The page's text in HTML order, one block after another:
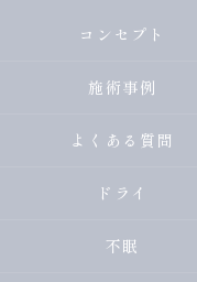
コンセプト
施術事例
よくある質問
ドライ
不眠